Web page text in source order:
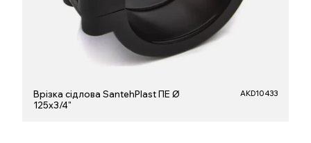
Врізка сідлова SantehPlast ПЕ Ø
125x3/4"
AKD10433